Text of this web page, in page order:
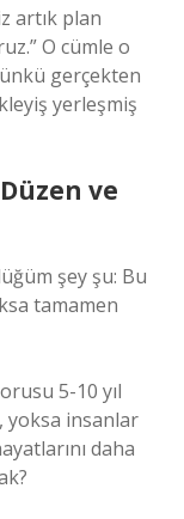
artık plan
O cümle o
gerçekten
yerleşmiş
ve
şey şu: Bu
tamamen
5-10 yıl
yoksa insanlar
daha